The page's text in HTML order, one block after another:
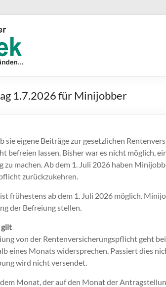
1.7.2026 für Minijobber
eigene Beiträge zur gesetzlichen
befreien lassen. Bisher war es nicht möglich,
machen. Ab dem 1. Juli 2026 haben
zurückzukehren.
frühestens ab dem 1. Juli 2026 möglich.
der Befreiung stellen.
gilt
von der Rentenversicherungspflicht geht
eines Monats widersprechen. Passiert dies
wird nicht versendet.
Monat, der auf den Monat der